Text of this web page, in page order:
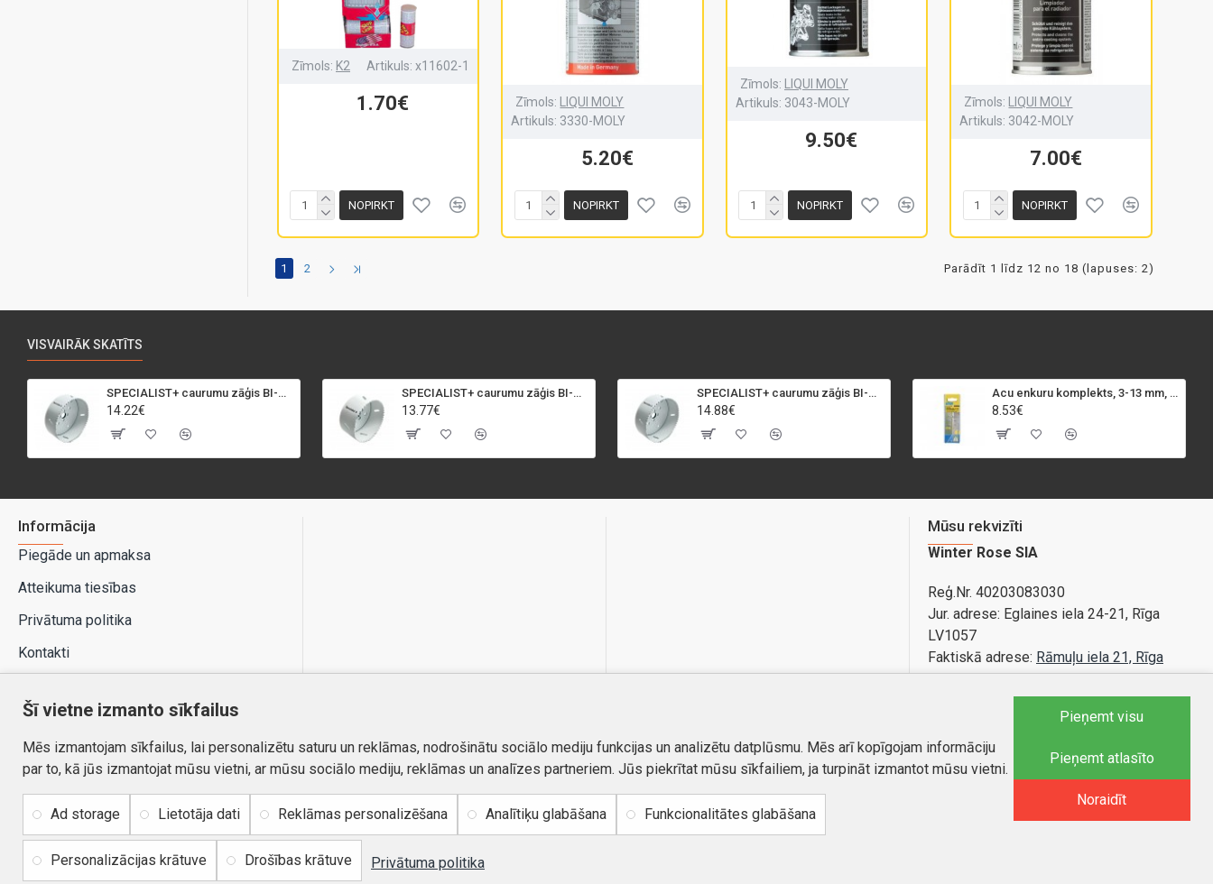
Zīmols: K2 Artikuls: x11602-1
1.70€
NOPIRKT
Zīmols: LIQUI MOLY
Artikuls: 3330-MOLY
5.20€
NOPIRKT
Zīmols: LIQUI MOLY
Artikuls: 3043-MOLY
9.50€
NOPIRKT
Zīmols: LIQUI MOLY
Artikuls: 3042-MOLY
7.00€
NOPIRKT
1 2 Parādīt 1 līdz 12 no 18 (lapuses: 2)
VISVAIRĀK SKATĪTS
SPECIALIST+ caurumu zāģis BI-METAL, 95 mm
14.22€
SPECIALIST+ caurumu zāģis BI-METAL, 92 mm
13.77€
SPECIALIST+ caurumu zāģis BI-METAL, 98 mm
14.88€
Acu enkuru komplekts, 3-13 mm, Rapid, 12 gab.
8.53€
Informācija
Piegāde un apmaksa
Atteikuma tiesības
Privātuma politika
Kontakti
Mūsu rekvizīti
Winter Rose SIA
Reģ.Nr. 40203083030
Jur. adrese: Eglaines iela 24-21, Rīga
LV1057
Faktiskā adrese: Rāmuļu iela 21, Rīga
Bankas konts: LV89PARX0020365840001
Tel.:25588879
E-pasts:info@autobode.lv
Autortiesības © 2026, www.autobode.lv, Visas tiesības
Šī vietne izmanto sīkfailus
Mēs izmantojam sīkfailus, lai personalizētu saturu un reklāmas, nodrošinātu sociālo mediju funkcijas un analizētu datplūsmu. Mēs arī kopīgojam informāciju
par to, kā jūs izmantojat mūsu vietni, ar mūsu sociālo mediju, reklāmas un analīzes partneriem. Jūs piekrītat mūsu sīkfailiem, ja turpināt izmantot mūsu vietni.
Ad storage Lietotāja dati Reklāmas personalizēšana Analītiķu glabāšana Funkcionalitātes glabāšana
Personalizācijas krātuve Drošības krātuve Privātuma politika
Pieņemt visu
Pieņemt atlasīto
Noraidīt